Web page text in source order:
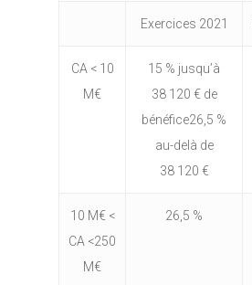
Exercices 2021
CA < 10
M€
15 % jusqu’à
38 120 € de
bénéfice26,5 %
au-delà de
38 120 €
10 M€ <
CA <250
M€
26,5 %